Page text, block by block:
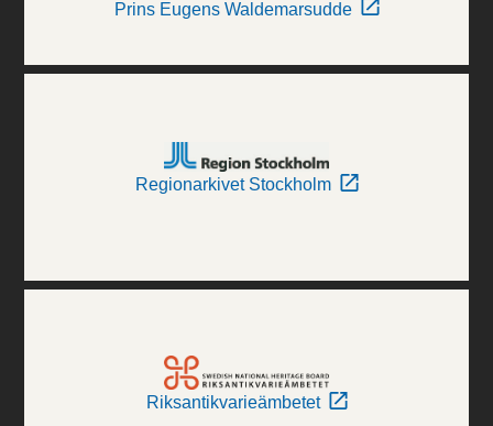
Prins Eugens Waldemarsudde
Regionarkivet Stockholm
Riksantikvarieämbetet